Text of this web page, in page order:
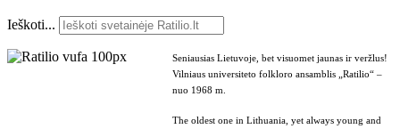
Ieškoti...
Seniausias Lietuvoje, bet visuomet jaunas ir veržlus!
Vilniaus universiteto folkloro ansamblis „Ratilio“ –
nuo 1968 m.
The oldest one in Lithuania, yet always young and